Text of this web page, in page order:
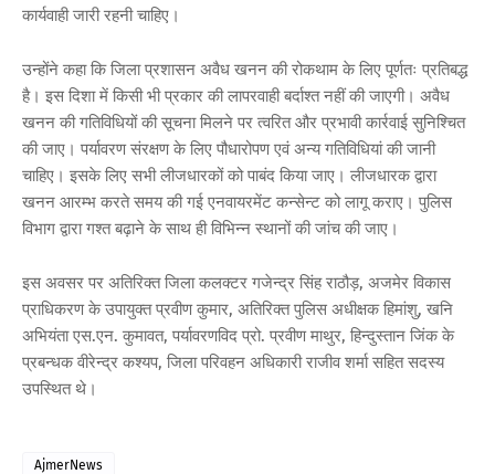
कार्यवाही जारी रहनी चाहिए।
उन्होंने कहा कि जिला प्रशासन अवैध खनन की रोकथाम के लिए पूर्णतः प्रतिबद्ध
है। इस दिशा में किसी भी प्रकार की लापरवाही बर्दाश्त नहीं की जाएगी। अवैध
खनन की गतिविधियों की सूचना मिलने पर त्वरित और प्रभावी कार्रवाई सुनिश्चित
की जाए। पर्यावरण संरक्षण के लिए पौधारोपण एवं अन्य गतिविधियां की जानी
चाहिए। इसके लिए सभी लीजधारकों को पाबंद किया जाए। लीजधारक द्वारा
खनन आरम्भ करते समय की गई एनवायरमेंट कन्सेन्ट को लागू कराए। पुलिस
विभाग द्वारा गश्त बढ़ाने के साथ ही विभिन्न स्थानों की जांच की जाए।
इस अवसर पर अतिरिक्त जिला कलक्टर गजेन्द्र सिंह राठौड़, अजमेर विकास
प्राधिकरण के उपायुक्त प्रवीण कुमार, अतिरिक्त पुलिस अधीक्षक हिमांशु, खनि
अभियंता एस.एन. कुमावत, पर्यावरणविद प्रो. प्रवीण माथुर, हिन्दुस्तान जिंक के
प्रबन्धक वीरेन्द्र कश्यप, जिला परिवहन अधिकारी राजीव शर्मा सहित सदस्य
उपस्थित थे।
AjmerNews